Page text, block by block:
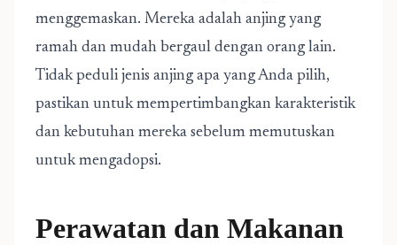
menggemaskan. Mereka adalah anjing yang
ramah dan mudah bergaul dengan orang lain.
Tidak peduli jenis anjing apa yang Anda pilih,
pastikan untuk mempertimbangkan karakteristik
dan kebutuhan mereka sebelum memutuskan
untuk mengadopsi.
Perawatan dan Makanan